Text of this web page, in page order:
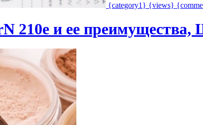
{category1} {views}
210e и ее